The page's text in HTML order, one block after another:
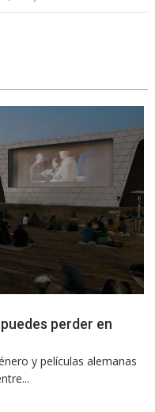
perder en
y películas alemanas